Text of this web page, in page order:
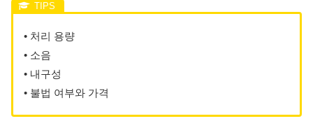
• 처리 용량
• 소음
• 내구성
• 불법 여부와 가격